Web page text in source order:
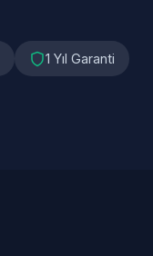
1 Yıl Garanti